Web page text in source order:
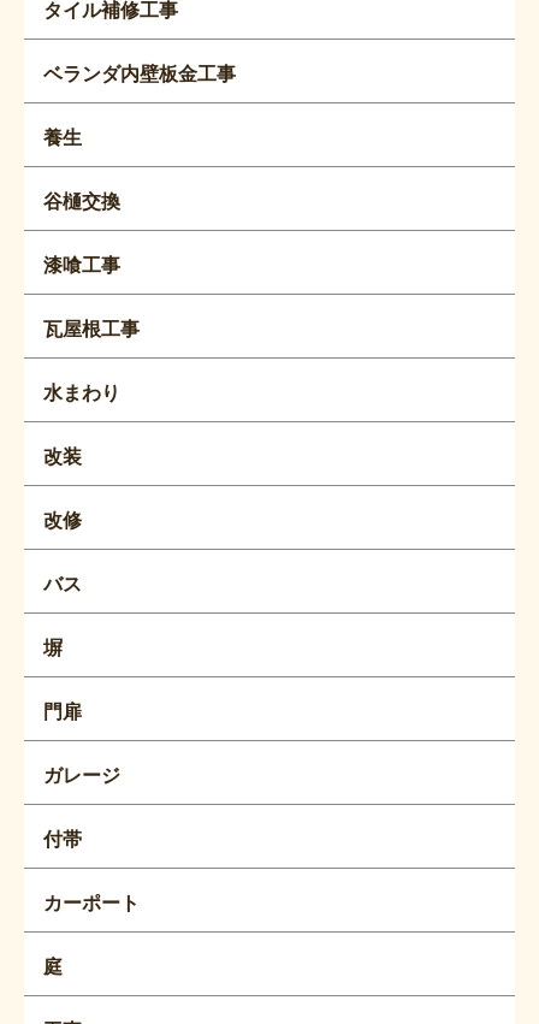
タイル補修工事
ベランダ内壁板金工事
養生
谷樋交換
漆喰工事
瓦屋根工事
水まわり
改装
改修
バス
塀
門扉
ガレージ
付帯
カーポート
庭